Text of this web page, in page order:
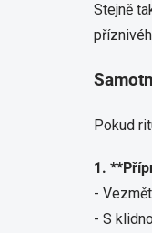
Stejně
Pokud
1.
-
- S